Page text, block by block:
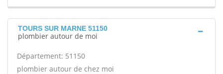
TOURS SUR MARNE 51150
plombier autour de moi
Département: 51150
plombier autour de chez moi